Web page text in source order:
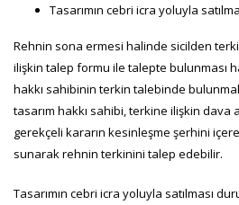
Tasarımın cebri icra yoluyla
Rehnin sona ermesi halinde sicilden
ilişkin talep formu ile talepte bulunması
hakkı sahibinin terkin talebinde
tasarım hakkı sahibi, terkine ilişkin
gerekçeli kararın kesinleşme şerhini
sunarak rehnin terkinini talep edebilir.
Tasarımın cebri icra yoluyla satılması